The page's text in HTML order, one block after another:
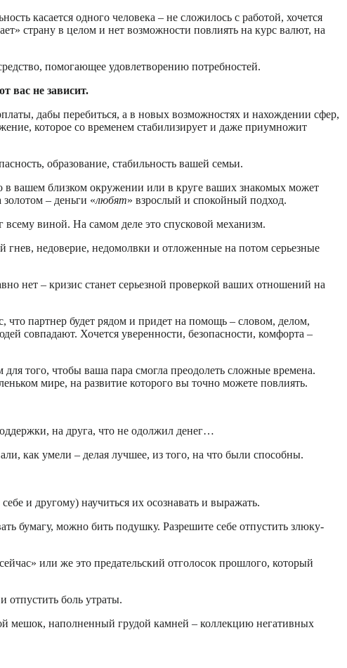
касается одного человека – не сложилось с работой, хочется
страну в целом и нет возможности повлиять на курс валют, на
помогающее удовлетворению потребностей.
вас не зависит.
дабы перебиться, а в новых возможностях и нахождении сфер,
которое со временем стабилизирует и даже приумножит
образование, стабильность вашей семьи.
в вашем близком окружении или в круге ваших знакомых может
– деньги «любят» взрослый и спокойный подход.
всему виной. На самом деле это спусковой механизм.
гнев, недоверие, недомолвки и отложенные на потом серьезные
нет – кризис станет серьезной проверкой ваших отношений на
что партнер будет рядом и придет на помощь – словом, делом,
совпадают. Хочется уверенности, безопасности, комфорта –
того, чтобы ваша пара смогла преодолеть сложные времена.
мире, на развитие которого вы точно можете повлиять.
на друга, что не одолжил денег…
как умели – делая лучшее, из того, на что были способны.
и другому) научиться их осознавать и выражать.
бумагу, можно бить подушку. Разрешите себе отпустить злюку-
или же это предательский отголосок прошлого, который
отпустить боль утраты.
мешок, наполненный грудой камней – коллекцию негативных